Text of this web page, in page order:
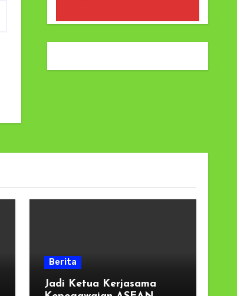
Berita
Jadi Ketua Kerjasama